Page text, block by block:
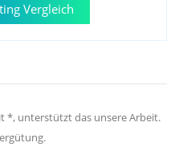
Vergleich
*, unterstützt das unsere Arbeit.